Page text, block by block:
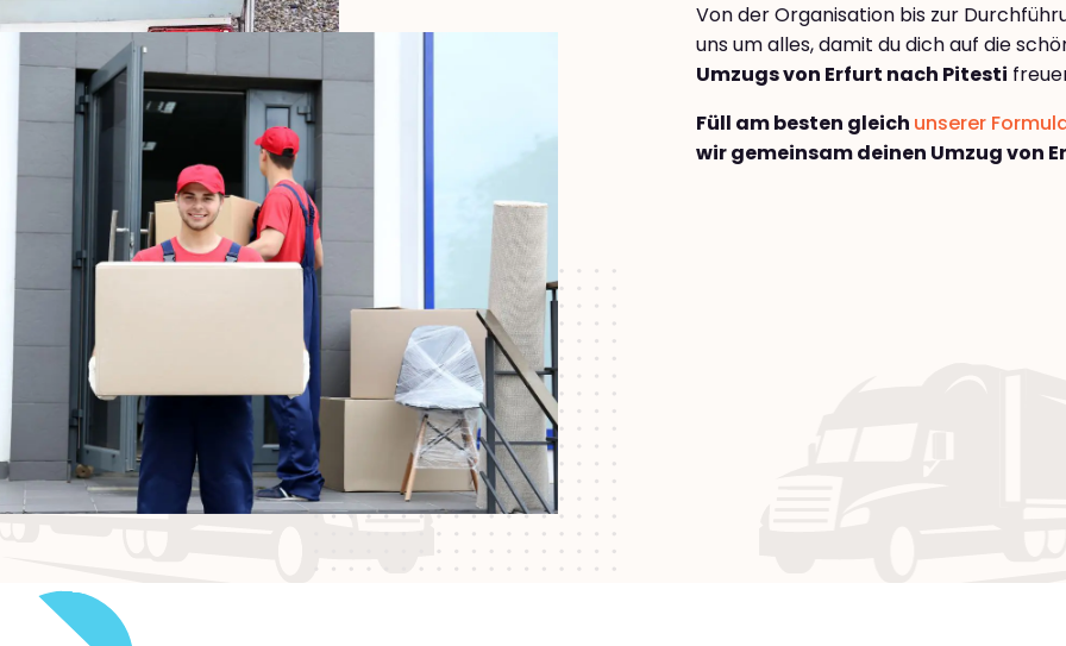
Von der Organisation bis zur
uns um alles, damit du dich auf die
Umzugs von Erfurt nach Pitesti
Füll am besten gleich unserer
wir gemeinsam deinen Umzug von